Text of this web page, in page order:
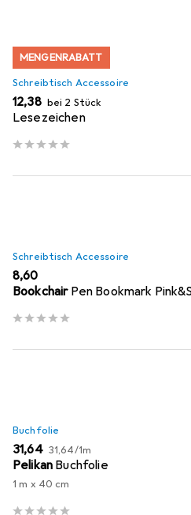
MENGENRABATT
Schreibtisch Accessoire
EUR
12,38 bei 2 Stück
Lesezeichen
Schreibtisch Accessoire
EUR
8,60
Bookchair Pen Bookmark
Buchfolie
EUR
31,64 EUR
31,64/1m
Pelikan Buchfolie
1 m x 40 cm